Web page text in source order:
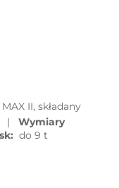
II, składany
| Wymiary
do 9 t